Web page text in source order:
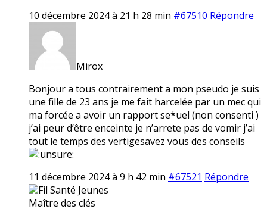
10 décembre 2024 à 21 h 28 min #67510 Répondre
Mirox
Bonjour a tous contrairement a mon pseudo je suis
une fille de 23 ans je me fait harcelée par un mec qui
ma forcée a avoir un rapport se*uel (non consenti )
j’ai peur d’être enceinte je n’arrete pas de vomir j’ai
tout le temps des vertigesavez vous des conseils
11 décembre 2024 à 9 h 42 min #67521 Répondre
Fil Santé Jeunes
Maître des clés